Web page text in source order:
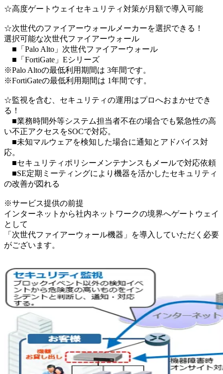
☆高度ゲートウェイセキュリティ対策が月額で導入可能
☆次世代のファイアーウォールメーカーを選択できる！
選択可能な次世代ファイアーウォール
■「Palo Alto」次世代ファイアーウォール
■「FortiGate」Eシリーズ
※Palo Altoの最低利用期間は 3年間です。
※FortiGateの最低利用期間は 1年間です。
☆監視を含む、セキュリティの運用はプロへおまかせでき
る！
■業務時間外等システム担当者不在の場合でも緊急性の高
い不正アクセスをSOCで対応。
■未知マルウェアを検知した場合に通知とアドバイス対
応。
■セキュリティポリシーメンテナンスもメールで対応依頼
■SE定期ミーティングにより機器を活かしたセキュリティ
の改善が図れる
※サービス提供の前提
インターネットから社内ネットワークの境界へゲートウェイ
として
「次世代ファイアーウォール機器」を導入していただく必要
がございます。